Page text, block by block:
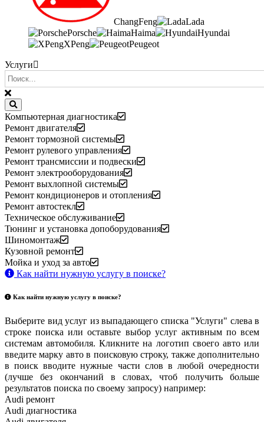
ChangFeng
Lada
Porsche
Haima
Hyundai
XPeng
Peugeot
Услуги
Компьютерная диагностика
Ремонт двигателя
Ремонт тормозной системы
Ремонт рулевого управления
Ремонт трансмиссии и подвески
Ремонт электрооборудования
Ремонт выхлопной системы
Ремонт кондиционеров и отопления
Ремонт автостекл
Техническое обслуживание
Тюнинг и установка допоборудования
Шиномонтаж
Кузовной ремонт
Мойка и уход за авто
Как найти нужную услугу в поиске?
Как найти нужную услугу в поиске?
Выберите вид услуг из выпадающего списка "Услуги" слева в
строке поиска или оставьте выбор услуг активным по всем
системам автомобиля. Кликните на логотип своего авто или
введите марку авто в поисковую строку, также дополнительно
в поиск вводите нужные части слов в любой очередности
(лучше без окончаний в словах, чтоб получить больше
результатов поиска по своему запросу) например:
Audi ремонт
Audi диагностика